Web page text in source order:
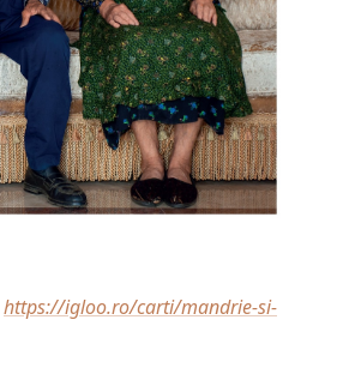
https://igloo.ro/carti/mandrie-si-